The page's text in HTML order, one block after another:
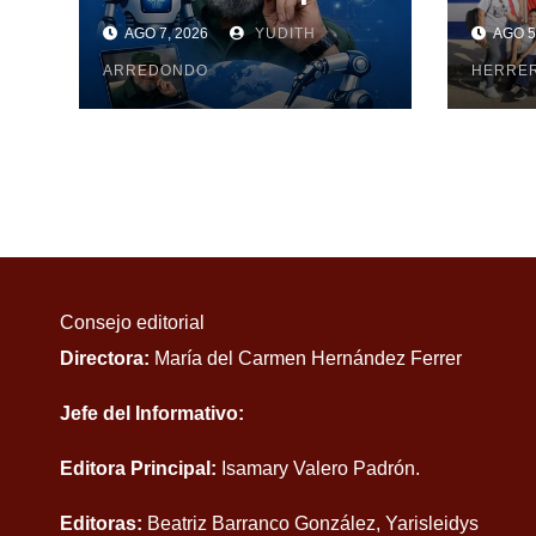
AGO 7, 2026 YUDITH
ARREDONDO
AGO
Consejo editorial
Directora: María del Carmen Hernández Ferrer
Jefe del Informativo:
Editora Principal: Isamary Valero Padrón.
Editoras: Beatriz Barranco González, Yarisleidys